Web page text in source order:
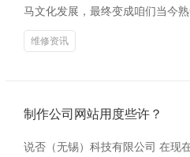
马文化发展，最终变成咱们当今
维修资讯
制作公司网站用度些许？
说否（无锡）科技有限公司 在现